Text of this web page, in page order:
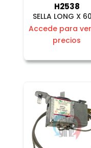
H2538
SELLA LONG X
Accede para
precios